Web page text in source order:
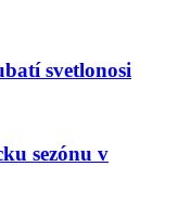
svetlonosi
sezónu v